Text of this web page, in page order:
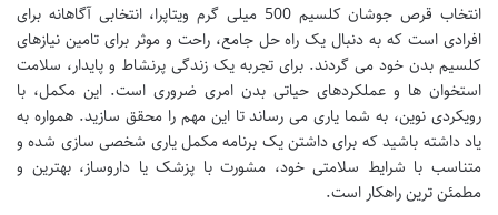
انتخاب قرص جوشان کلسیم 500 میلی گرم ویتاپرا، انتخابی آگاهانه برای
افرادی است که به دنبال یک راه حل جامع، راحت و موثر برای تامین نیازهای
کلسیم بدن خود می گردند. برای تجربه یک زندگی پرنشاط و پایدار، سلامت
استخوان ها و عملکردهای حیاتی بدن امری ضروری است. این مکمل، با
رویکردی نوین، به شما یاری می رساند تا این مهم را محقق سازید. همواره به
یاد داشته باشید که برای داشتن یک برنامه مکمل یاری شخصی سازی شده و
متناسب با شرایط سلامتی خود، مشورت با پزشک یا داروساز، بهترین و
مطمئن ترین راهکار است.